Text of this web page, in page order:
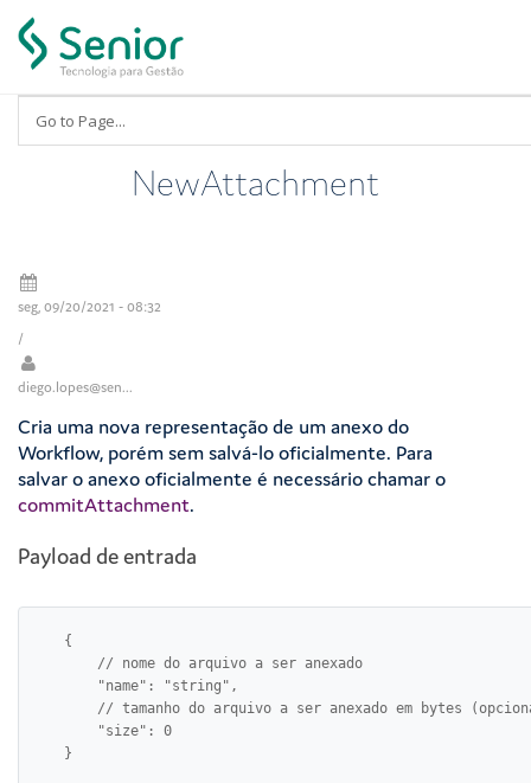
Pular para o conteúdo principal
NewAttachment
seg, 09/20/2021 - 08:32
/
diego.lopes@sen...
Cria uma nova representação de um anexo do
Workflow, porém sem salvá-lo oficialmente. Para
salvar o anexo oficialmente é necessário chamar o
commitAttachment.
Payload de entrada
    {
        // nome do arquivo a ser anexado
        "name": "string",
// tamanho do arquivo a ser anexado em bytes
        "size": 0